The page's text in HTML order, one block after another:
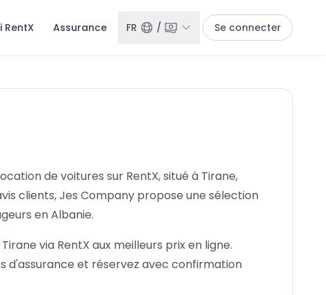
RentX Assurance FR / Se connecter
de voitures sur RentX, situé à Tirane,
clients, Jes Company propose une sélection
en Albanie.
via RentX aux meilleurs prix en ligne.
d'assurance et réservez avec confirmation